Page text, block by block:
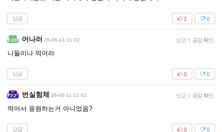
답글 0
2
어나러 26-06-11 11:02 신고 | 공감 확인
니들이나 먹어라
답글 0
0
번실험체 26-06-11 11:02 신고 | 공감 확인
먹어서 응원하는거 아니었음?
답글 0
0